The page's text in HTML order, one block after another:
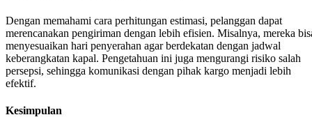
Dengan memahami cara perhitungan estimasi, pelanggan dapat
merencanakan pengiriman dengan lebih efisien. Misalnya, mereka
menyesuaikan hari penyerahan agar berdekatan dengan jadwal
keberangkatan kapal. Pengetahuan ini juga mengurangi risiko salah
persepsi, sehingga komunikasi dengan pihak kargo menjadi lebih
efektif.
Kesimpulan